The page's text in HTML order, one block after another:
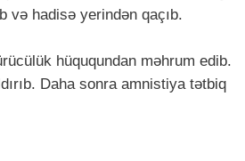
və hadisə yerindən qaçıb.
hüququndan məhrum edib.
Daha sonra amnistiya tətbiq